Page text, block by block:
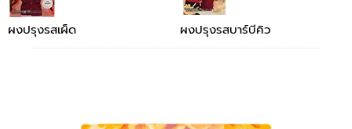
ผงปรุงรสบาร์บีคิว ผงปรุงรสไก่